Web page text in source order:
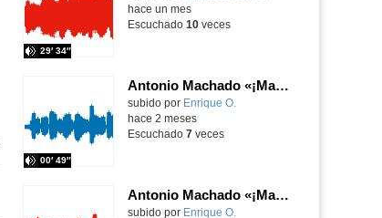
29′ 34″
hace un mes
Escuchado 10veces
Antonio Machado «¡Madrid, Madrid! ¡Qué bien tu nombre suena!»,1936, Recitario APE Quevedo
Contenido educativo.
subido por Enrique O.
00′ 49″
hace 2 meses
Escuchado 7veces
Antonio Machado «¡Madrid, Madrid! ¡Qué bien tu nombre suena!» (1936) Recitario APE Quevedo
Contenido educativo.
subido por Enrique O.